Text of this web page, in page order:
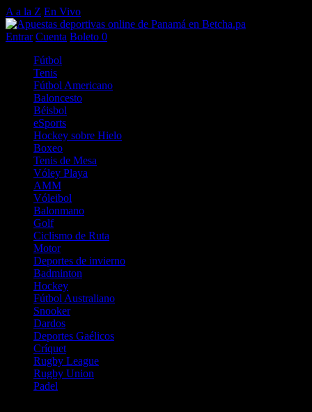
A a la Z En Vivo
Entrar Cuenta Boleto 0
Fútbol
Tenis
Fútbol Americano
Baloncesto
Béisbol
eSports
Hockey sobre Hielo
Boxeo
Tenis de Mesa
Vóley Playa
AMM
Vóleibol
Balonmano
Golf
Ciclismo de Ruta
Motor
Deportes de invierno
Badminton
Hockey
Fútbol Australiano
Snooker
Dardos
Deportes Gaélicos
Críquet
Rugby League
Rugby Union
Padel